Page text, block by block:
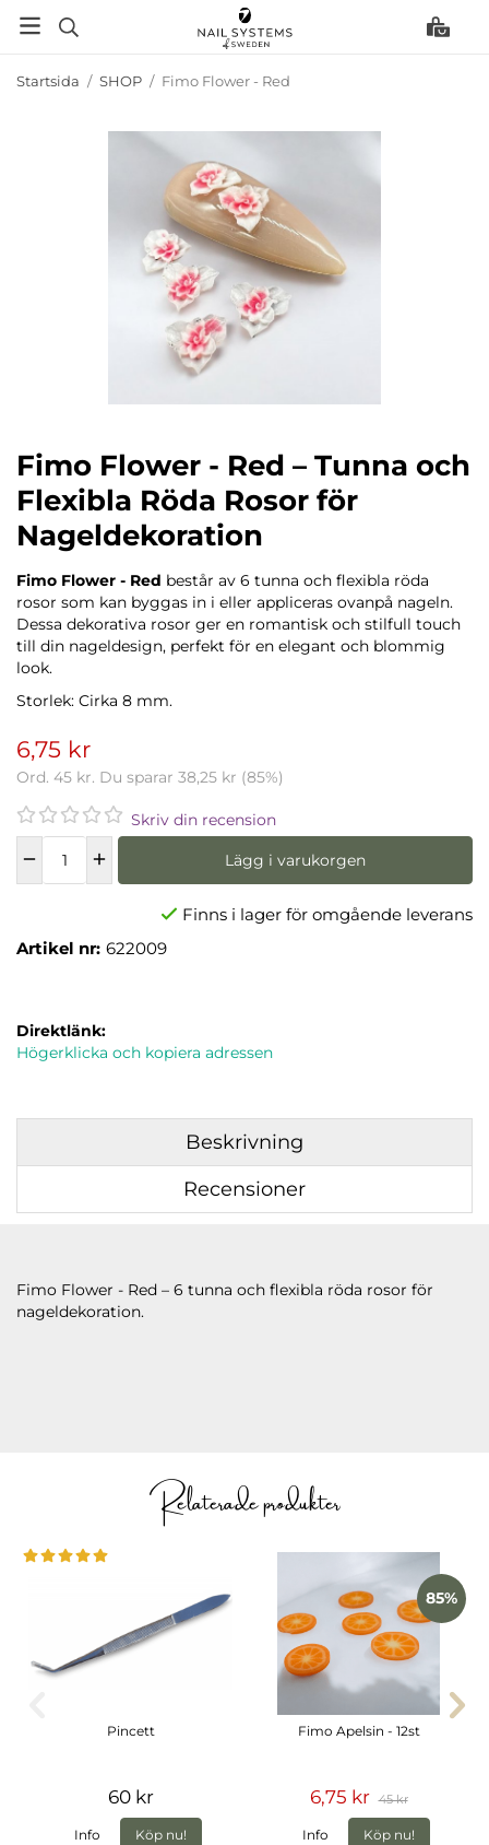
Startsida / SHOP / Fimo Flower - Red
Fimo Flower - Red – Tunna och
Flexibla Röda Rosor för
Nageldekoration
Fimo Flower - Red består av 6 tunna och flexibla röda
rosor som kan byggas in i eller appliceras ovanpå nageln.
Dessa dekorativa rosor ger en romantisk och stilfull touch
till din nageldesign, perfekt för en elegant och blommig
look.
Storlek: Cirka 8 mm.
6,75 kr
Ord. 45 kr. Du sparar 38,25 kr (85%)
Skriv din recension
Lägg i varukorgen
Finns i lager för omgående leverans
Artikel nr: 622009
Direktlänk:
Högerklicka och kopiera adressen
Beskrivning
Recensioner
Fimo Flower - Red – 6 tunna och flexibla röda rosor för
nageldekoration.
Relaterade produkter
Pincett
60 kr
Info Köp nu!
85%
Fimo Apelsin - 12st
6,75 kr 45 kr
Info Köp nu!